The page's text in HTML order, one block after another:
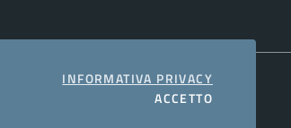
INFORMATIVA PRIVACY
ACCETTOI COOKIES